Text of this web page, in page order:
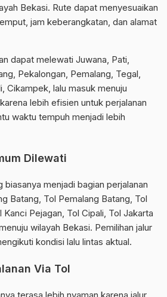
Bekasi. Rute dapat menyesuaikan
jam keberangkatan, dan alamat
dapat melewati Juwana, Pati,
Pekalongan, Pemalang, Tegal,
Cikampek, lalu masuk menuju
lebih efisien untuk perjalanan
waktu tempuh menjadi lebih
Dilewati
biasanya menjadi bagian perjalanan
Batang, Tol Pemalang Batang, Tol
Kanci Pejagan, Tol Cipali, Tol Jakarta
wilayah Bekasi. Pemilihan jalur
kondisi lalu lintas aktual.
Via Tol